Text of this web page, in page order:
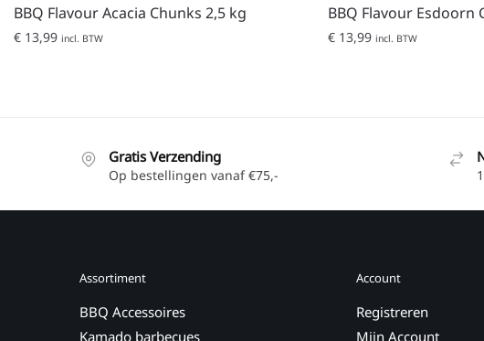
BBQ Flavour Acacia Chunks 2,5 kg
€ 13,99 incl. BTW
BBQ Flavour Esdoorn
€13,99 incl. BTW
Gratis Verzending
Op bestellingen vanaf €75,-
Assortiment
BBQ Accessoires
Kamado barbecues
Account
Registreren
Mijn Account